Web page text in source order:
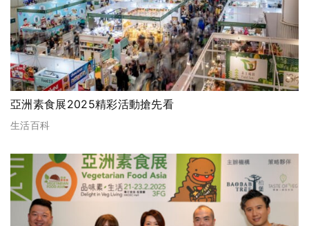
亞洲素食展2025精彩活動搶先看
生活百科